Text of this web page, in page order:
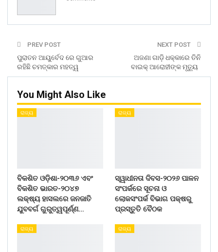
PREV POST
ପୁରାତନ ଆୟୁର୍ବେଦ ରେ ଗୁଆର
ରହିଛି ଚମତ୍କାର ମହତ୍ୱ
NEXT POST
ଅଜଣା ଗାଡ଼ି ଧକ୍କାରେ ତିନି
ବାଇକ୍ ଆରୋହୀଙ୍କ ମୃତ୍ୟୁ
You Might Also Like
ରାଜ୍ୟ
ବିକଶିତ ଓଡ଼ିଶା-୨୦୩୬ ଏବଂ
ବିକଶିତ ଭାରତ-୨୦୪୭
ଲକ୍ଷ୍ୟ ହାସଲରେ ଜନଜାତି
ଯୁବବର୍ଗ ଗୁରୁତ୍ୱପୂର୍ଣ୍ଣ…
ରାଜ୍ୟ
ସ୍ୱାଧୀନତା ଦିବସ-୨୦୨୬ ପାଳନ
ସଂପର୍କରେ ସୂଚନା ଓ
ଲୋକସଂପର୍କ ବିଭାଗ ପକ୍ଷରୁ
ପ୍ରସ୍ତୁତି ବୈଠକ
ରାଜ୍ୟ ରାଜ୍ୟ